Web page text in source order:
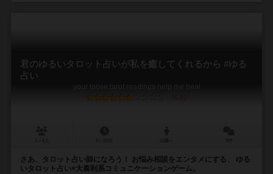
君のゆるいタロット占いが私を癒してくれるから #ゆる
占い
your loose tarot readings help me heal
さあ、タロット占い師になろう！ お悩み相談をエンタメにする、 ゆる
いタロット占い×大喜利系コミュニケーションゲーム。